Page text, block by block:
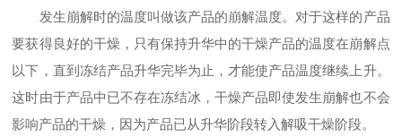
发生崩解时的温度叫做该产品的崩解温度。对于这样的产品
要获得良好的干燥，只有保持升华中的干燥产品的温度在崩解点
以下，直到冻结产品升华完毕为止，才能使产品温度继续上升。
这时由于产品中已不存在冻结冰，干燥产品即使发生崩解也不会
影响产品的干燥，因为产品已从升华阶段转入解吸干燥阶段。